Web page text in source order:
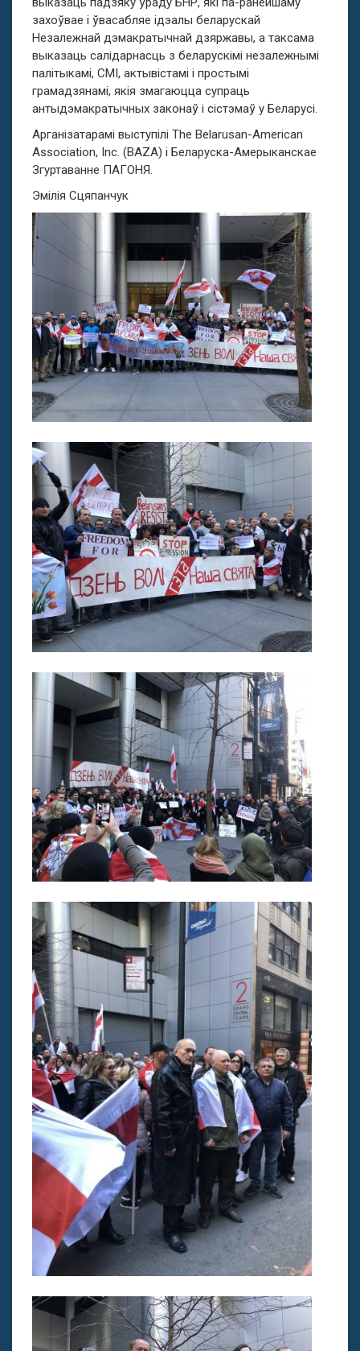
захоўвае і ўвасабляе ідэалы беларускай
Незалежнай дэмакратычнай дзяржавы, а таксама
выказаць салідарнасць з беларускімі незалежнымі
палітыкамі, СМІ, актывістамі i простымі
грамадзянамі, якія змагаюцца супраць
антыдэмакратычных законаў i сістэмаў у Беларусі.
Арганізатарамі выступілі The Belarusan-American
Association, Inc. (BAZA) і Беларуска-Амерыканскае
Згуртаванне ПАГОНЯ.
Эмiлiя Сцяпанчук